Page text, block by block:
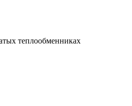
теплообменниках